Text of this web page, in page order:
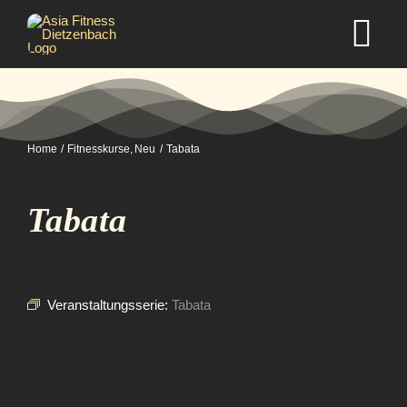
Inhalt
springen
Selbstverteidigung
Home Fitnesskurse Neu Tabata
Tabata
Veranstaltungsserie: Tabata